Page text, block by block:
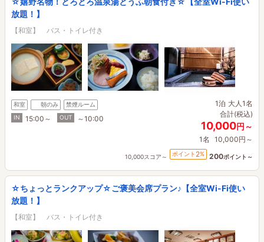
放題！】
【和室】 バス・トイレ付き
和室 朝のみ
禁煙ルーム
IN
15:00～ OUT ～10:00
1泊 大人1名
合計(税込)
10,000円～
1名 10,000円～
10,000スコア～ ポイント 2% 200ポイント～
☆ちょっとランクアップ☆ご褒美会席プラン♪【全室Wi-Fi使い
放題！】
【和室】 バス・トイレ付き